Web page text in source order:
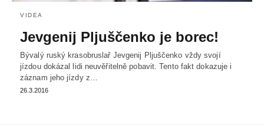
VIDEA
Jevgenij Pljuščenko je borec!
Bývalý ruský krasobruslař Jevgenij Pljuščenko vždy svojí
jízdou dokázal lidi neuvěřitelně pobavit. Tento fakt dokazuje i
záznam jeho jízdy z…
26.3.2016